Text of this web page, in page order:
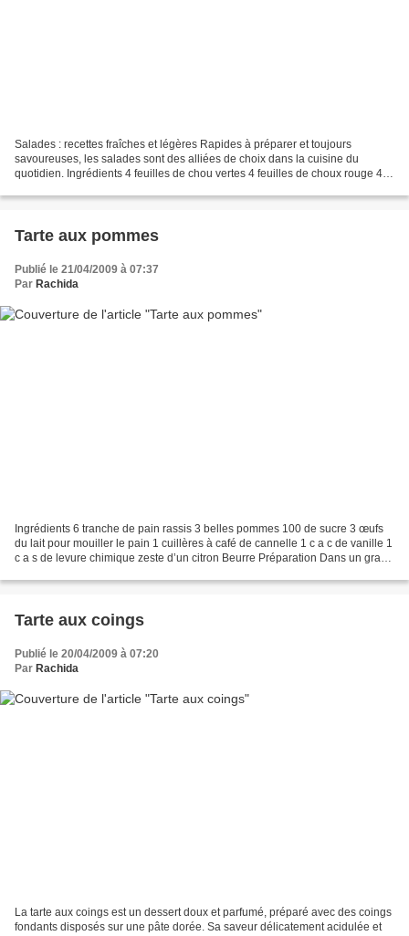
Salades : recettes fraîches et légères Rapides à préparer et toujours
savoureuses, les salades sont des alliées de choix dans la cuisine du
quotidien. Ingrédients 4 feuilles de chou vertes 4 feuilles de choux rouge 4
Tarte aux pommes
Publié le 21/04/2009 à 07:37
Par Rachida
Ingrédients 6 tranche de pain rassis 3 belles pommes 100 de sucre 3 œufs
du lait pour mouiller le pain 1 cuillères à café de cannelle 1 c a c de vanille 1
c a s de levure chimique zeste d’un citron Beurre Préparation Dans un grand
Tarte aux coings
Publié le 20/04/2009 à 07:20
Par Rachida
La tarte aux coings est un dessert doux et parfumé, préparé avec des coings
fondants disposés sur une pâte dorée. Sa saveur délicatement acidulée et